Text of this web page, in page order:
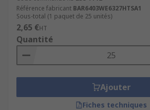
Référence fabricant BAR6403WE6327HTSA1
Sous-total (1 paquet de 25 unités)
2,65 €HT
Quantité
Ajouter
Fiches techniques